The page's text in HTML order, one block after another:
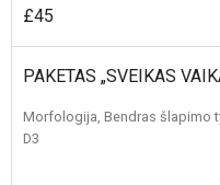
£45
PAKETAS „SVEIKAS
Morfologija, Bendras šlapimo
D3